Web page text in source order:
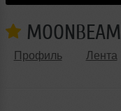
MOONBEAM
Профиль Лента